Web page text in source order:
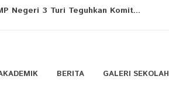
Negeri 3 Turi Teguhkan Komit...
BERITA GALERI SEKOLAH